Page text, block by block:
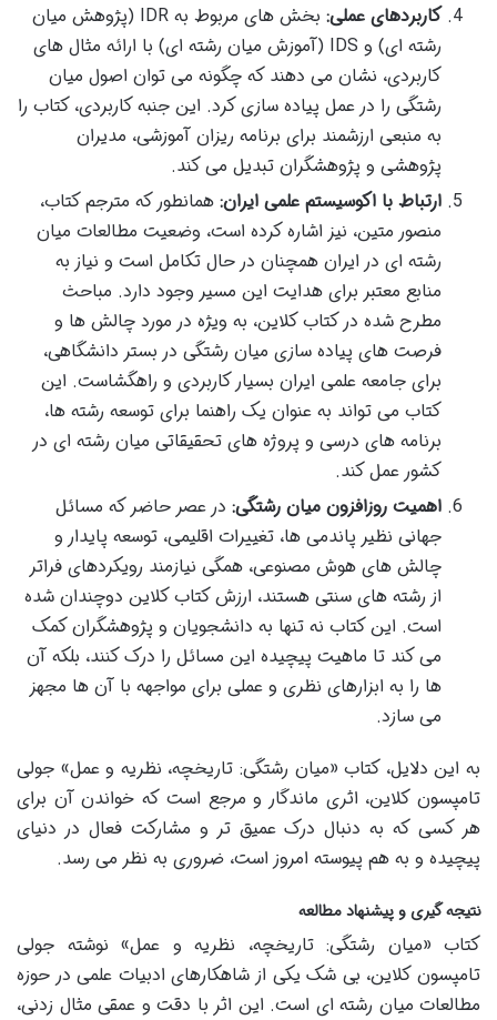
کاربردهای عملی:
بخش های مربوط به IDR (پژوهش میان
رشته ای) و IDS (آموزش میان رشته ای) با ارائه مثال های
کاربردی، نشان می دهند که چگونه می توان اصول میان
رشتگی را در عمل پیاده سازی کرد. این جنبه کاربردی، کتاب را
به منبعی ارزشمند برای برنامه ریزان آموزشی، مدیران
پژوهشی و پژوهشگران تبدیل می کند.
ارتباط با اکوسیستم علمی ایران: همانطور که مترجم کتاب،
منصور متین، نیز اشاره کرده است، وضعیت مطالعات میان
رشته ای در ایران همچنان در حال تکامل است و نیاز به
منابع معتبر برای هدایت این مسیر وجود دارد. مباحث
مطرح شده در کتاب کلاین، به ویژه در مورد چالش ها و
فرصت های پیاده سازی میان رشتگی در بستر دانشگاهی،
برای جامعه علمی ایران بسیار کاربردی و راهگشاست. این
کتاب می تواند به عنوان یک راهنما برای توسعه رشته ها،
برنامه های درسی و پروژه های تحقیقاتی میان رشته ای در
کشور عمل کند.
اهمیت روزافزون میان رشتگی: در عصر حاضر که مسائل
جهانی نظیر پاندمی ها، تغییرات اقلیمی، توسعه پایدار و
چالش های هوش مصنوعی، همگی نیازمند رویکردهای فراتر
از رشته های سنتی هستند، ارزش کتاب کلاین دوچندان شده
است. این کتاب نه تنها به دانشجویان و پژوهشگران کمک
می کند تا ماهیت پیچیده این مسائل را درک کنند، بلکه آن
ها را به ابزارهای نظری و عملی برای مواجهه با آن ها مجهز
می سازد.
به این دلایل، کتاب «میان رشتگی: تاریخچه، نظریه و عمل» جولی
تامپسون کلاین، اثری ماندگار و مرجع است که خواندن آن برای
هر کسی که به دنبال درک عمیق تر و مشارکت فعال در دنیای
پیچیده و به هم پیوسته امروز است، ضروری به نظر می رسد.
نتیجه گیری و پیشنهاد مطالعه
کتاب «میان رشتگی: تاریخچه، نظریه و عمل» نوشته جولی
تامپسون کلاین، بی شک یکی از شاهکارهای ادبیات علمی در حوزه
مطالعات میان رشته ای است. این اثر با دقت و عمقی مثال زدنی،